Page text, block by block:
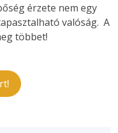
érzete nem egy
valóság. A
többet!